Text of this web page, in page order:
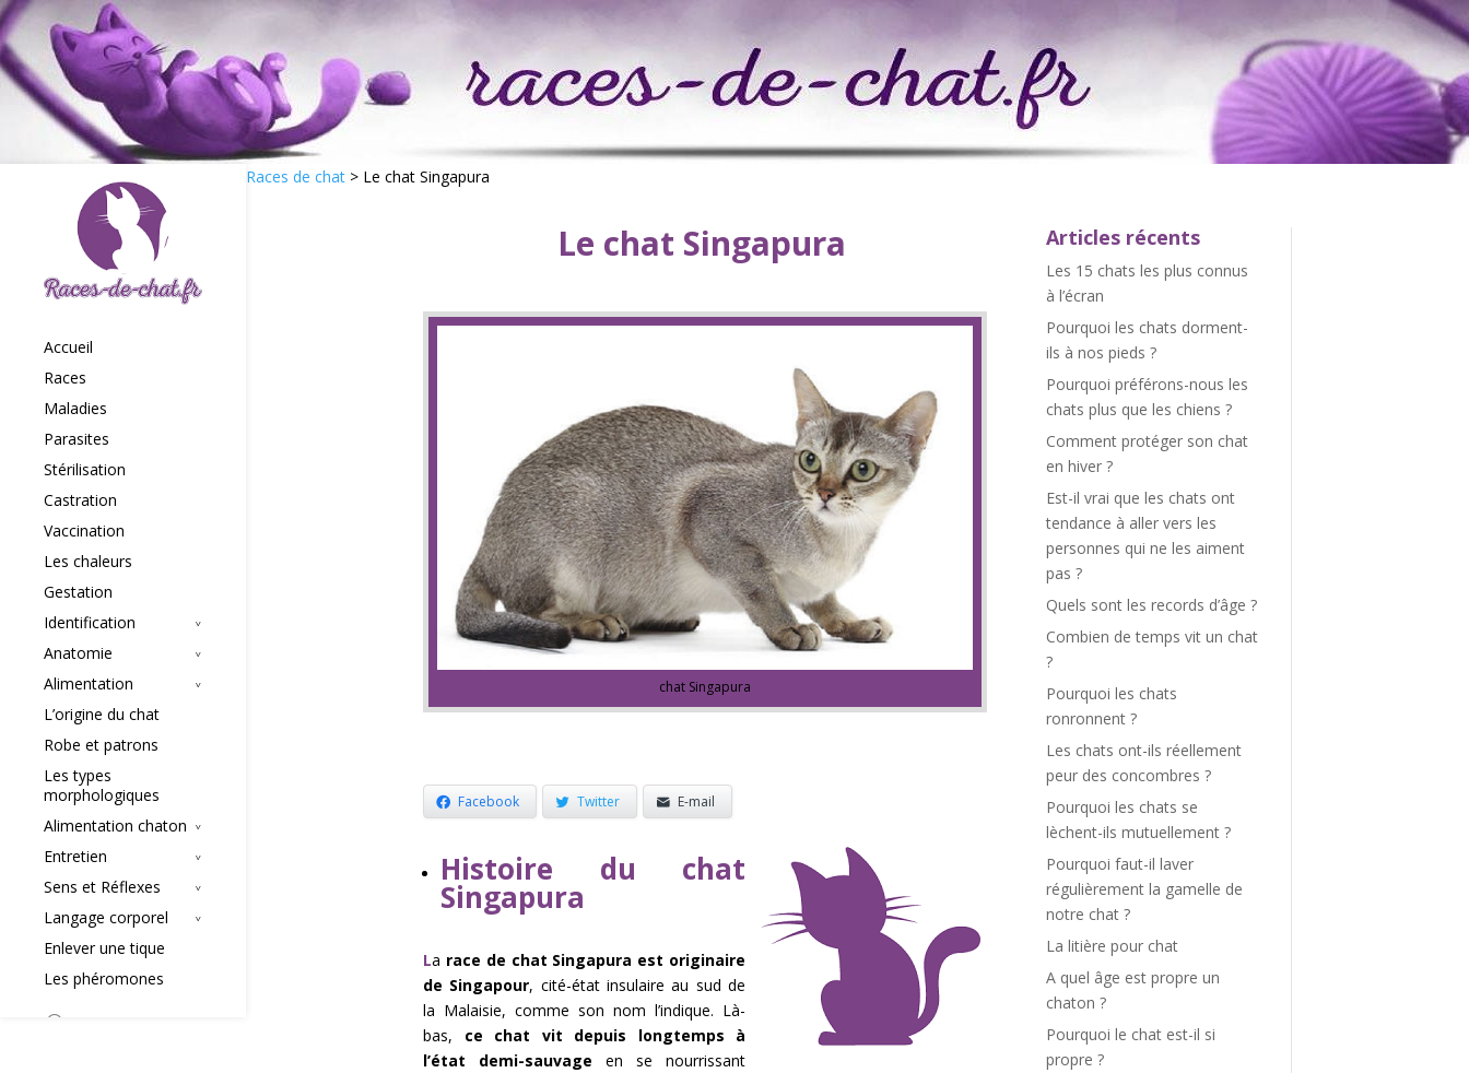
Accueil
Races
Maladies
Parasites
Stérilisation
Castration
Vaccination
Les chaleurs
Gestation
Identification
Anatomie
Alimentation
L’origine du chat
Robe et patrons
Les types
morphologiques
Alimentation chaton
Entretien
Sens et Réflexes
Langage corporel
Enlever une tique
Les phéromones
Races de chat > Le chat Singapura
Le chat Singapura
chat Singapura
Facebook Twitter E-mail
Histoire du chat
Singapura
La race de chat Singapura est originaire
de Singapour, cité-état insulaire au sud de
la Malaisie, comme son nom l’indique. Là-
bas, ce chat vit depuis longtemps à
l’état demi-sauvage en se nourrissant
Articles récents
Les 15 chats les plus connus
à l’écran
Pourquoi les chats dorment-
ils à nos pieds ?
Pourquoi préférons-nous les
chats plus que les chiens ?
Comment protéger son chat
en hiver ?
Est-il vrai que les chats ont
tendance à aller vers les
personnes qui ne les aiment
pas ?
Quels sont les records d’âge ?
Combien de temps vit un chat
?
Pourquoi les chats
ronronnent ?
Les chats ont-ils réellement
peur des concombres ?
Pourquoi les chats se
lèchent-ils mutuellement ?
Pourquoi faut-il laver
régulièrement la gamelle de
notre chat ?
La litière pour chat
A quel âge est propre un
chaton ?
Pourquoi le chat est-il si
propre ?